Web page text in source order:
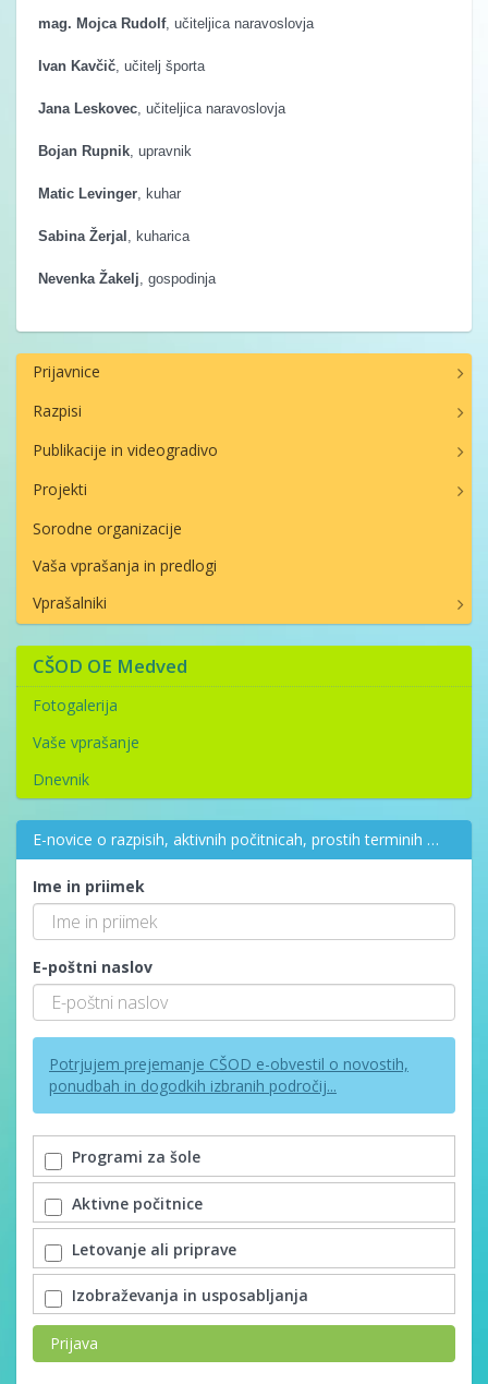
mag. Mojca Rudolf, učiteljica naravoslovja
Ivan Kavčič, učitelj športa
Jana Leskovec, učiteljica naravoslovja
Bojan Rupnik, upravnik
Matic Levinger, kuhar
Sabina Žerjal , kuharica
Nevenka Žakelj, gospodinja
Prijavnice
Razpisi
Publikacije in videogradivo
Projekti
Sorodne organizacije
Vaša vprašanja in predlogi
Vprašalniki
CŠOD OE Medved
Fotogalerija
Vaše vprašanje
Dnevnik
E-novice o razpisih, aktivnih počitnicah, prostih terminih …
Ime in priimek
E-poštni naslov
Potrjujem prejemanje CŠOD e-obvestil o novostih,
ponudbah in dogodkih izbranih področij...
Programi za šole
Aktivne počitnice
Letovanje ali priprave
Izobraževanja in usposabljanja
Prijava